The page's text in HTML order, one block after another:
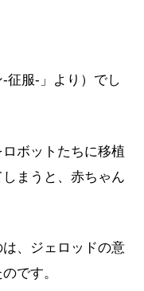
征服-」より）でし
ボットたちに移植
まうと、赤ちゃん
、ジェロッドの意
です。